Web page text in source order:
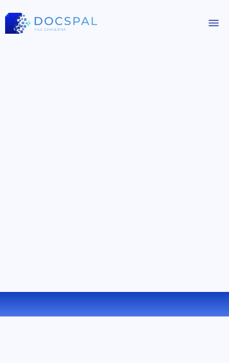
CONVERTIRE PNG IN ICO ONLINE